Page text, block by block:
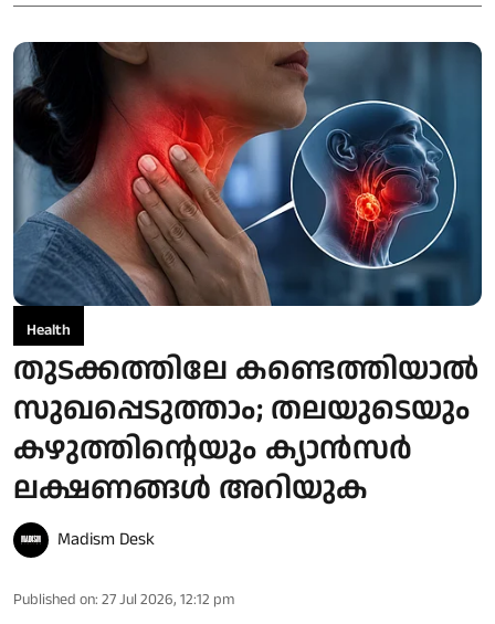
Health
തുടക്കത്തിലേ കണ്ടെത്തിയാൽ
സുഖപ്പെടുത്താം; തലയുടെയും
കഴുത്തിന്റെയും ക്യാൻസർ
ലക്ഷണങ്ങൾ അറിയുക
Madism Desk
Published on: 27 Jul 2026, 12:12 pm